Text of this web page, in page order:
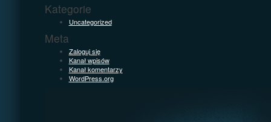
Kategorie
Uncategorized
Meta
Zaloguj się
Kanał wpisów
Kanał komentarzy
WordPress.org